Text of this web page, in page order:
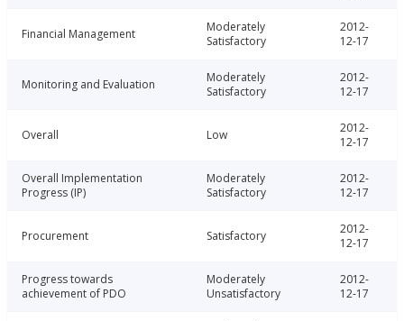
Financial Management
Moderately
Satisfactory
2012-
12-17
Monitoring and Evaluation
Moderately
Satisfactory
2012-
12-17
Overall Low
2012-
12-17
Overall Implementation
Progress (IP)
Moderately
Satisfactory
2012-
12-17
Procurement Satisfactory
2012-
12-17
Progress towards
achievement of PDO
Moderately
Unsatisfactory
2012-
12-17